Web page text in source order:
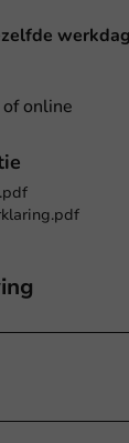
online